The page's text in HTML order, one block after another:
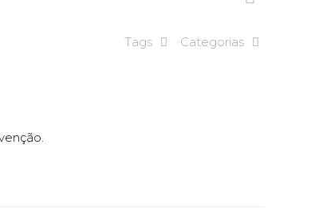
Categorias
Tags